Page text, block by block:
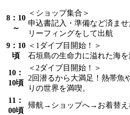
8：10
～
＜ショップ集合＞
申込書記入・準備など済ま
リーフィングをして出航
9：10
頃
＜1ダイブ目開始！＞
石垣島の生命力に溢れた海を
10：
10頃
＜2ダイブ目開始！＞
2回潜るから大満足！熱帯魚
りの世界を満喫。
11：
00頃
帰航→ショップへ→お着替え